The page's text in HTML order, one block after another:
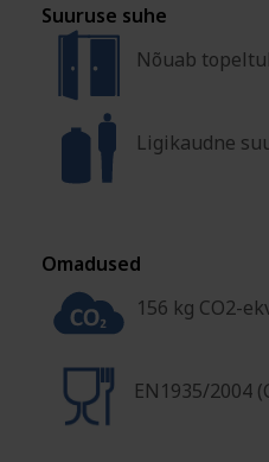
Suuruse suhe
Nõuab
Ligikaudne
Omadused
156 kg CO2-
EN1935/2004